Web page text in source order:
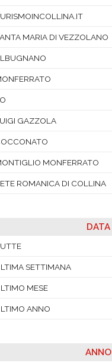
MARIA DI VEZZOLANO
GAZZOLA
MONFERRATO
ROMANICA DI COLLINA
DATA
SETTIMANA
MESE
ANNO
ANNO